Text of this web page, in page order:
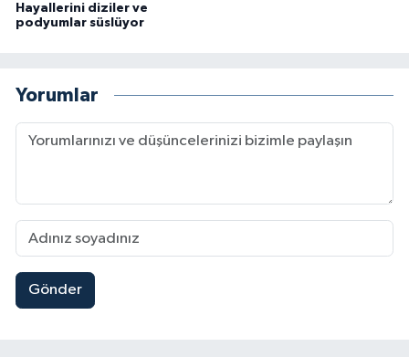
Hayallerini diziler ve
podyumlar süslüyor
Yorumlar
Gönder